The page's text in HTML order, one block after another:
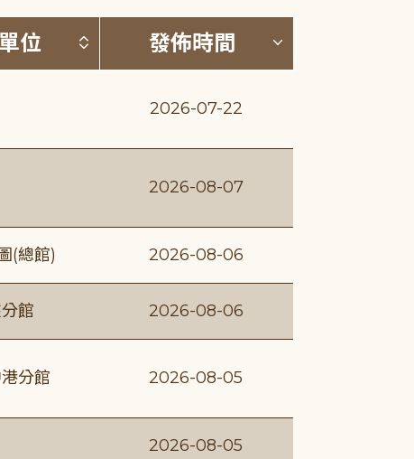
升降冪)
位 按發布單位排序 (升降冪)
發佈時間 按發佈時間
2026-07-22
2026-08-07
(總館) 2026-08-06
館 2026-08-06
分館 2026-08-05
2026-08-05